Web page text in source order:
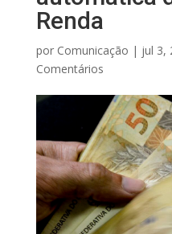
Renda
por Comunicação | jul 3,
Comentários